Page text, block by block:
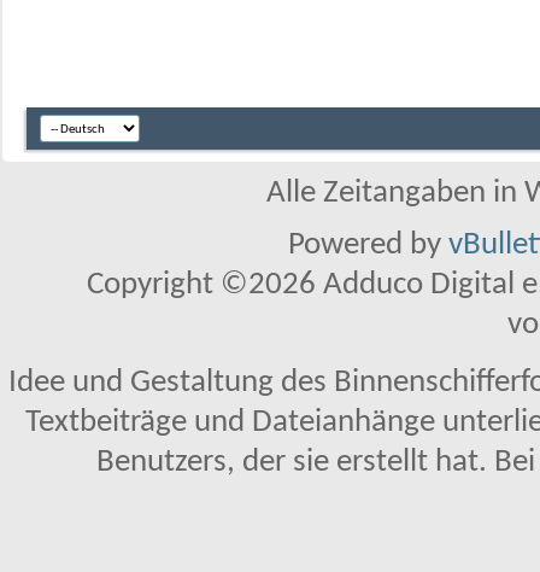
Alle Zeitangaben in
Powered by
Copyright ©2026 Adduco Digital
Idee und Gestaltung des
Textbeiträge und Dateianhänge
Benutzers, der sie erstellt hat.